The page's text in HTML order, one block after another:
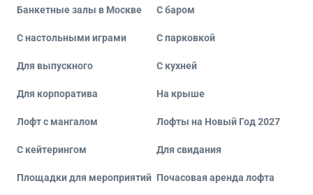
Банкетные залы в Москве С баром
С настольными играми С парковкой
Для выпускного С кухней
Для корпоратива На крыше
Лофт с мангалом Лофты на Новый Год 2027
С кейтерингом Для свидания
Площадки для мероприятий Почасовая аренда лофта